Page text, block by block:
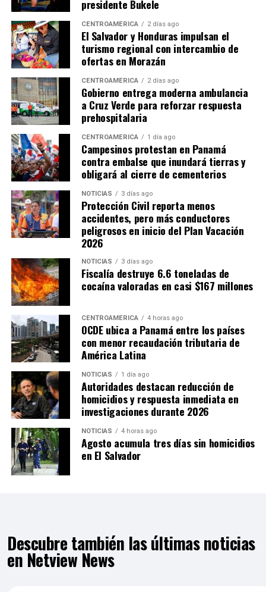
presidente Bukele
CENTROAMÉRICA 2 días ago
El Salvador y Honduras impulsan el
turismo regional con intercambio de
ofertas en Morazán
CENTROAMÉRICA 2 días ago
Gobierno entrega moderna ambulancia
a Cruz Verde para reforzar respuesta
prehospitalaria
CENTROAMÉRICA 1 día ago
Campesinos protestan en Panamá
contra embalse que inundará tierras y
obligará al cierre de cementerios
NOTICIAS 3 días ago
Protección Civil reporta menos
accidentes, pero más conductores
peligrosos en inicio del Plan Vacación
2026
NOTICIAS 3 días ago
Fiscalía destruye 6.6 toneladas de
cocaína valoradas en casi $167 millones
CENTROAMÉRICA 4 horas ago
OCDE ubica a Panamá entre los países
con menor recaudación tributaria de
América Latina
NOTICIAS 1 día ago
Autoridades destacan reducción de
homicidios y respuesta inmediata en
investigaciones durante 2026
NOTICIAS 4 horas ago
Agosto acumula tres días sin homicidios
en El Salvador
Descubre también las últimas noticias
en Netview News